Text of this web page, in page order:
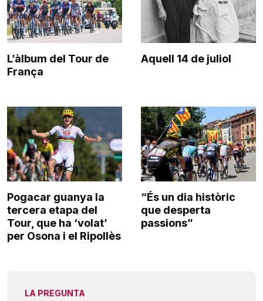
L’àlbum del Tour de
França
Aquell 14 de juliol
Pogacar guanya la
tercera etapa del
Tour, que ha ‘volat’
per Osona i el Ripollès
“És un dia històric
que desperta
passions”
LA PREGUNTA